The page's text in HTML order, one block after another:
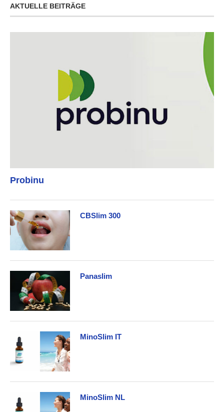
AKTUELLE BEITRÄGE
Probinu
CBSlim 300
Panaslim
MinoSlim IT
MinoSlim NL